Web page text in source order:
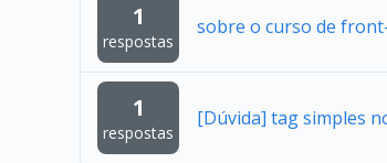
1
respostas
sobre o curso de
1
respostas
[Dúvida] tag simples